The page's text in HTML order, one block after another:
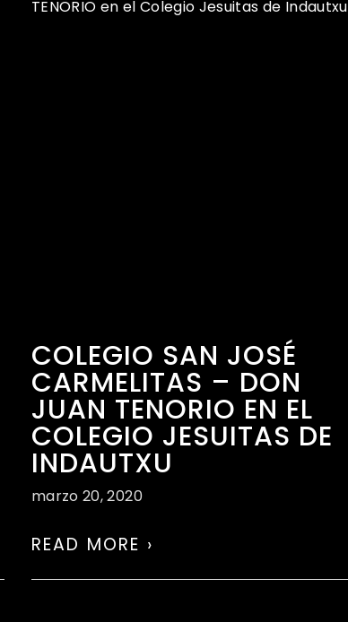
COLEGIO SAN JOSÉ
CARMELITAS – DON
JUAN TENORIO EN EL
COLEGIO JESUITAS DE
INDAUTXU
marzo 20, 2020
READ MORE ›